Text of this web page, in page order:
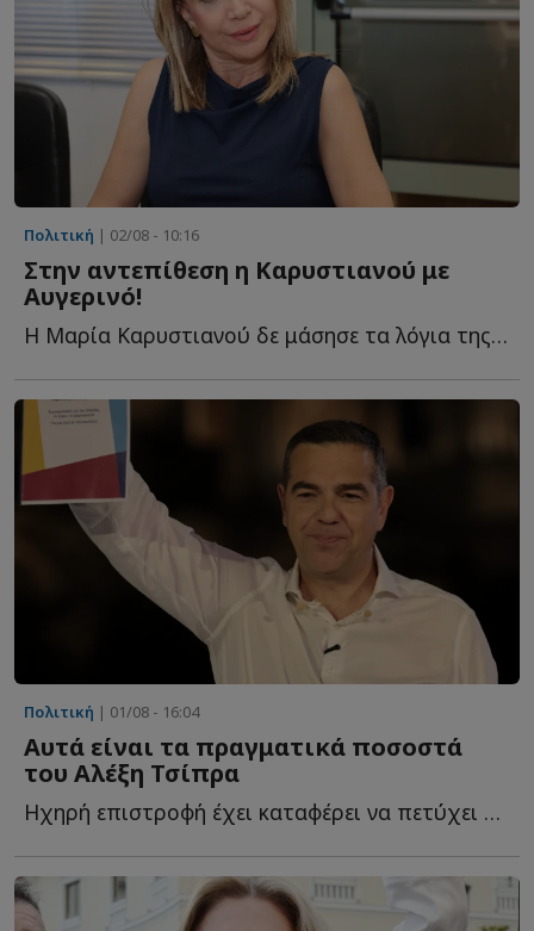
Πολιτική | 02/08 - 10:16
Στην αντεπίθεση η Καρυστιανού με
Αυγερινό!
Η Μαρία Καρυστιανού δε μάσησε τα λόγια της για την αιφνίδια α...
Πολιτική | 01/08 - 16:04
Αυτά είναι τα πραγματικά ποσοστά
του Αλέξη Τσίπρα
Ηχηρή επιστροφή έχει καταφέρει να πετύχει ο Αλέξης Τ...